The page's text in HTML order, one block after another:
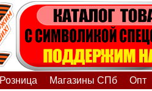
Розница Магазины СПб Опт